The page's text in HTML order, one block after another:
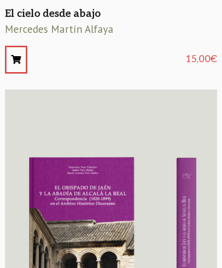
El cielo desde abajo
Mercedes Martín Alfaya
15,00€